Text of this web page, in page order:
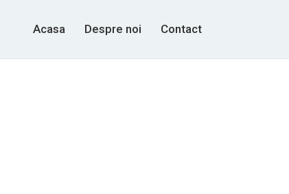
Acasa Despre noi Contact